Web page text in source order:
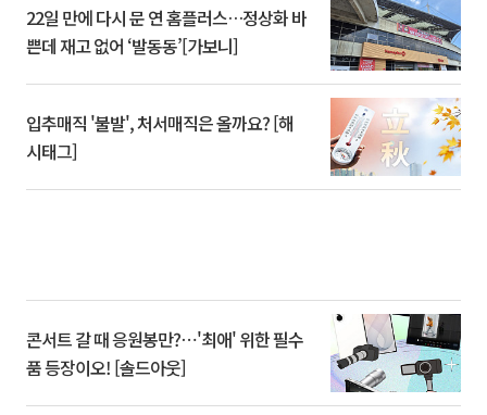
22일 만에 다시 문 연 홈플러스…정상화 바
쁜데 재고 없어 ‘발동동’[가보니]
입추매직 '불발', 처서매직은 올까요? [해
시태그]
콘서트 갈 때 응원봉만?⋯'최애' 위한 필수
품 등장이오! [솔드아웃]